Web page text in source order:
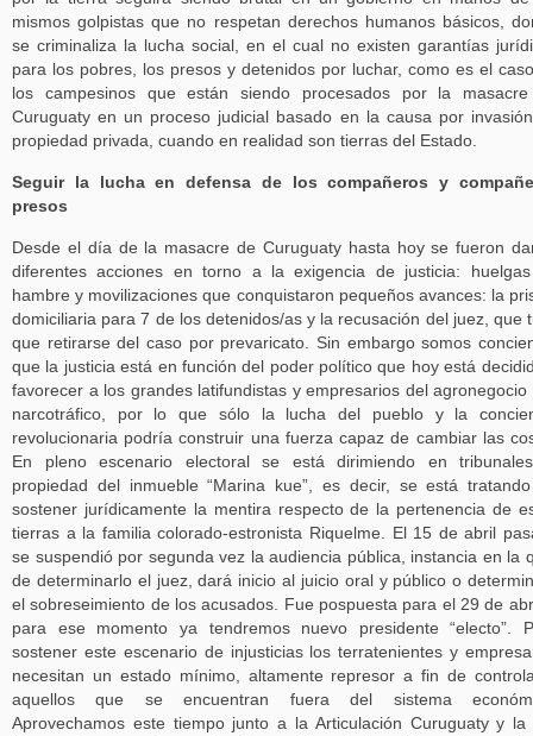
mismos golpistas que no respetan derechos humanos básicos,
se criminaliza la lucha social, en el cual no existen garantías
para los pobres, los presos y detenidos por luchar, como es el
los campesinos que están siendo procesados por la
Curuguaty en un proceso judicial basado en la causa por
propiedad privada, cuando en realidad son tierras del Estado.
Seguir la lucha en defensa de los compañeros y
presos
Desde el día de la masacre de Curuguaty hasta hoy se fueron
diferentes acciones en torno a la exigencia de justicia:
hambre y movilizaciones que conquistaron pequeños avances: la
domiciliaria para 7 de los detenidos/as y la recusación del juez, que
que retirarse del caso por prevaricato. Sin embargo somos
que la justicia está en función del poder político que hoy está
favorecer a los grandes latifundistas y empresarios del agronegocio
narcotráfico, por lo que sólo la lucha del pueblo y la
revolucionaria podría construir una fuerza capaz de cambiar las
En pleno escenario electoral se está dirimiendo en
propiedad del inmueble “Marina kue”, es decir, se está
sostener jurídicamente la mentira respecto de la pertenencia de
tierras a la familia colorado-estronista Riquelme. El 15 de abril
se suspendió por segunda vez la audiencia pública, instancia en la
de determinarlo el juez, dará inicio al juicio oral y público o
el sobreseimiento de los acusados. Fue pospuesta para el 29 de
para ese momento ya tendremos nuevo presidente “electo”.
sostener este escenario de injusticias los terratenientes y
necesitan un estado mínimo, altamente represor a fin de
aquellos que se encuentran fuera del sistema
Aprovechamos este tiempo junto a la Articulación Curuguaty y la